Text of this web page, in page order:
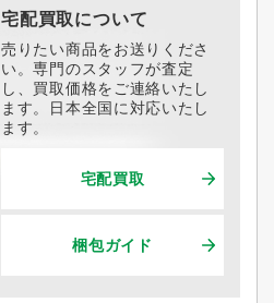
宅配買取について
売りたい商品をお送りくださ
い。専門のスタッフが査定
し、買取価格をご連絡いたし
ます。日本全国に対応いたし
ます。
宅配買取
梱包ガイド